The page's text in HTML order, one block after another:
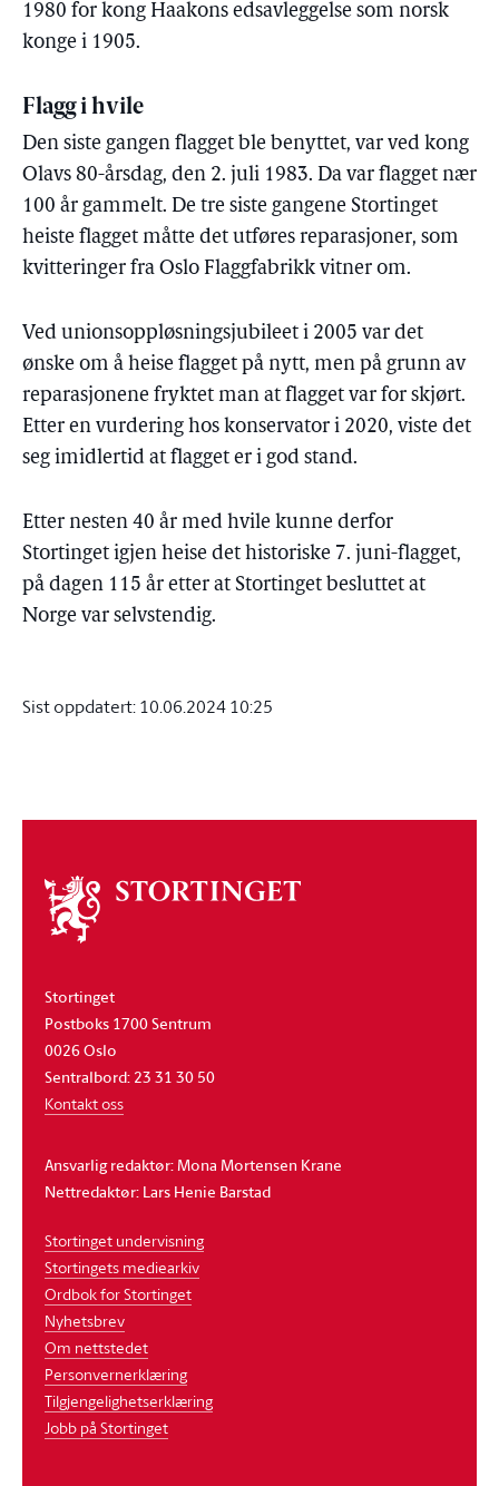
1980 for kong Haakons edsavleggelse som norsk
konge i 1905.
Flagg i hvile
Den siste gangen flagget ble benyttet, var ved kong
Olavs 80-årsdag, den 2. juli 1983. Da var flagget nær
100 år gammelt. De tre siste gangene Stortinget
heiste flagget måtte det utføres reparasjoner, som
kvitteringer fra Oslo Flaggfabrikk vitner om.
Ved unionsoppløsningsjubileet i 2005 var det
ønske om å heise flagget på nytt, men på grunn av
reparasjonene fryktet man at flagget var for skjørt.
Etter en vurdering hos konservator i 2020, viste det
seg imidlertid at flagget er i god stand.
Etter nesten 40 år med hvile kunne derfor
Stortinget igjen heise det historiske 7. juni-flagget,
på dagen 115 år etter at Stortinget besluttet at
Norge var selvstendig.
Sist oppdatert:10.06.2024 10:25
Om
stortinget
Stortinget
Postboks 1700 Sentrum
0026 Oslo
Sentralbord: 23 31 30 50
Kontakt oss
Ansvarlig redaktør: Mona Mortensen Krane
Nettredaktør: Lars Henie Barstad
Stortinget undervisning
Stortingets mediearkiv
Ordbok for Stortinget
Nyhetsbrev
Om nettstedet
Personvernerklæring
Tilgjengelighetserklæring
Jobb på Stortinget